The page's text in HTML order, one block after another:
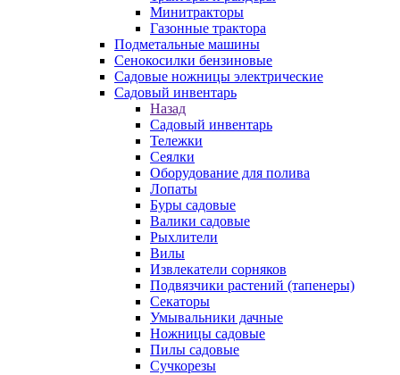
Минитракторы
Газонные трактора
Подметальные машины
Сенокосилки бензиновые
Садовые ножницы электрические
Садовый инвентарь
Назад
Садовый инвентарь
Тележки
Сеялки
Оборудование для полива
Лопаты
Буры садовые
Валики садовые
Рыхлители
Вилы
Извлекатели сорняков
Подвязчики растений (тапенеры)
Секаторы
Умывальники дачные
Ножницы садовые
Пилы садовые
Сучкорезы